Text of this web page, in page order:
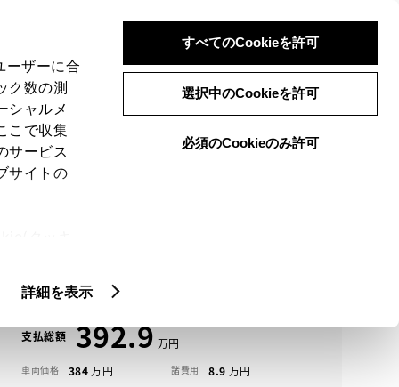
ーザーに合
ク数の測
シャルメ
こで収集
サービス
サイトの
詳細を表示
すべてのCookieを許可
選択中のCookieを許可
必須のCookieのみ許可
ログイン 検索 メニュー
メニュー
支払総額 392.9
車両価格 384 諸費用 8.9